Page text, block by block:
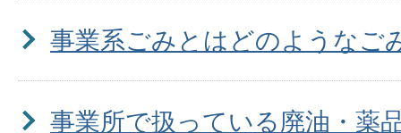
事業系ごみとはどのようなご
事業所で扱っている廃油・薬